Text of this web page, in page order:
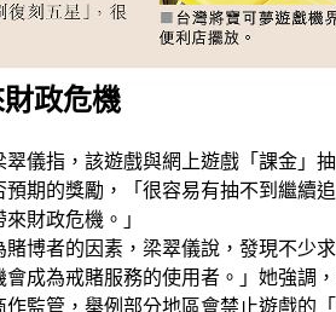
政危機
儀指，該遊戲與網上遊戲「課金」
期的獎勵，「很容易有抽不到繼續
財政危機。」
博者的因素，梁翠儀說，發現不少
成為戒賭服務的使用者。」她強調
監管，舉例部分地區會禁止遊戲的